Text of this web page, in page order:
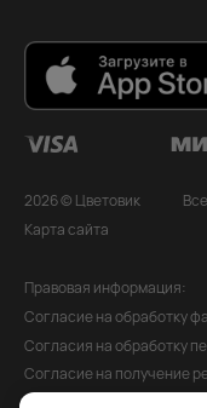
2026 © Цветовик
Карта сайта
Правовая информация:
Согласие на обработку
Согласия на обработку
Согласие на получение
Политика обработки